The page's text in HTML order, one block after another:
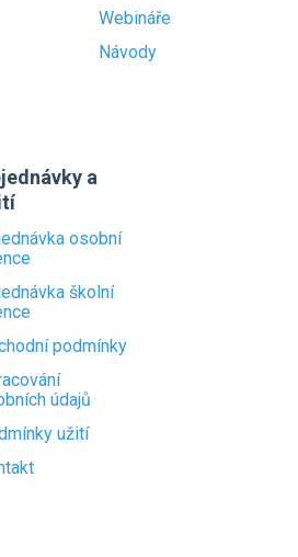
Webináře
Návody
a
osobní
školní
podmínky
údajů
užití